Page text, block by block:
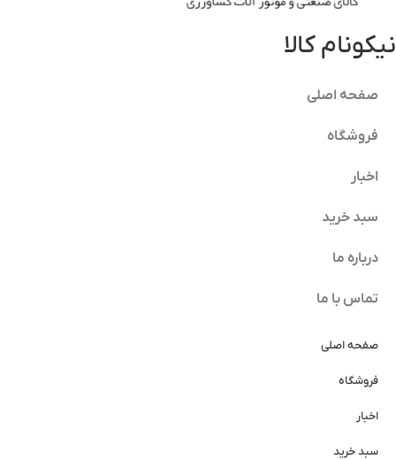
نیکونام کالا
صفحه اصلی
فروشگاه
اخبار
سبد خرید
درباره ما
تماس با ما
صفحه اصلی
فروشگاه
اخبار
سبد خرید